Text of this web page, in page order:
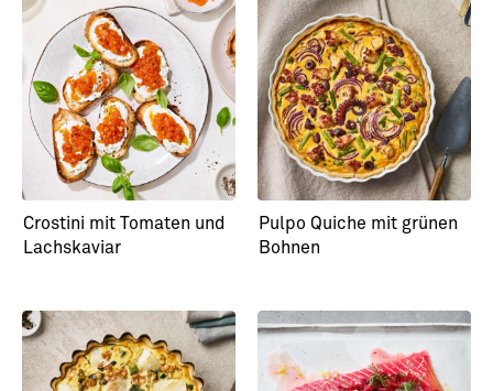
Selbstgebackene Piadina
mit Räucherlachs
Lachsfilet in Salbei-
Zitronenbutter mit
Malfatti
Crostini mit Tomaten und
Lachskaviar
Pulpo Quiche mit grünen
Bohnen